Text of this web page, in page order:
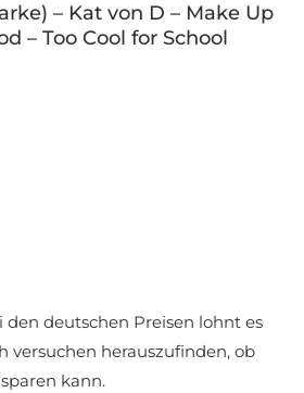
– Kat von D – Make Up
– Too Cool for School
deutschen Preisen lohnt es
versuchen herauszufinden, ob
kann.